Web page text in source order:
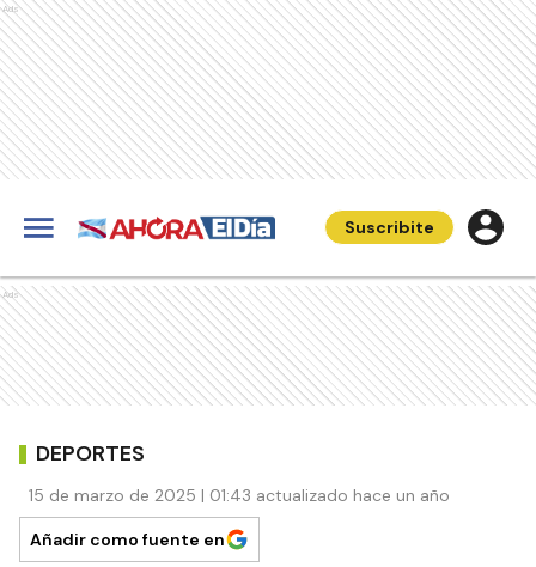
Ads
Suscribite
Ads
DEPORTES
15 de marzo de 2025 | 01:43 actualizado hace un año
Añadir como fuente en